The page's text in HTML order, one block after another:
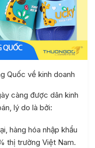
Quốc về kinh doanh
càng được dân kinh
lý do là bởi:
hàng hóa nhập khẩu
thị trường Việt Nam.